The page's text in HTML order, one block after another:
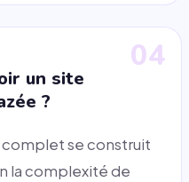
04
un site
?
se construit
la complexité de